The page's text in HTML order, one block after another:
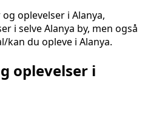
oplevelser i Alanya,
i selve Alanya by, men også
kan du opleve i Alanya.
oplevelser i